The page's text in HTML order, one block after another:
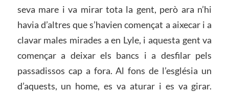
seva mare i va mirar tota la gent, però ara n’hi
havia d’altres que s’havien començat a aixecar i a
clavar males mirades a en Lyle, i aquesta gent va
començar a deixar els bancs i a desfilar pels
passadissos cap a fora. Al fons de l’església un
d’aquests, un home, es va aturar i es va girar.